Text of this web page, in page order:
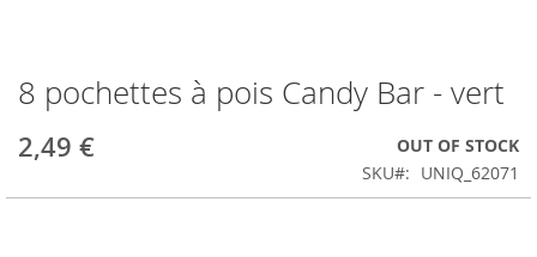
Skip
to
the
beginning
8 pochettes à pois Candy Bar - vert
2,49 €
OUT OF STOCK
SKU
UNIQ_62071